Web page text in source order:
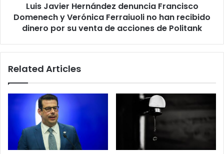
han
recibido
por
venta
Luis Javier Hernández denuncia Francisco
Domenech y Verónica Ferraiuoli no han recibido
dinero por su venta de acciones de Politank
Related Articles